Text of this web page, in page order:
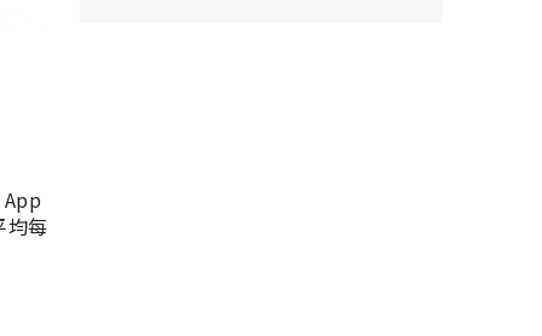
均每